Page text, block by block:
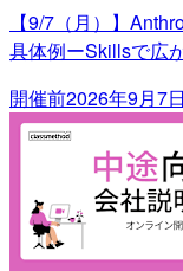
【9/7（月）】
具体例ーSkillsで広
開催前2026年9月7